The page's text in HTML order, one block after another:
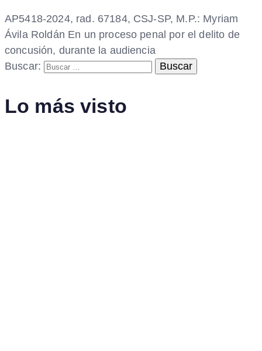
AP5418-2024, rad. 67184, CSJ-SP, M.P.: Myriam
Ávila Roldán En un proceso penal por el delito de
concusión, durante la audiencia
Buscar:
Lo más visto